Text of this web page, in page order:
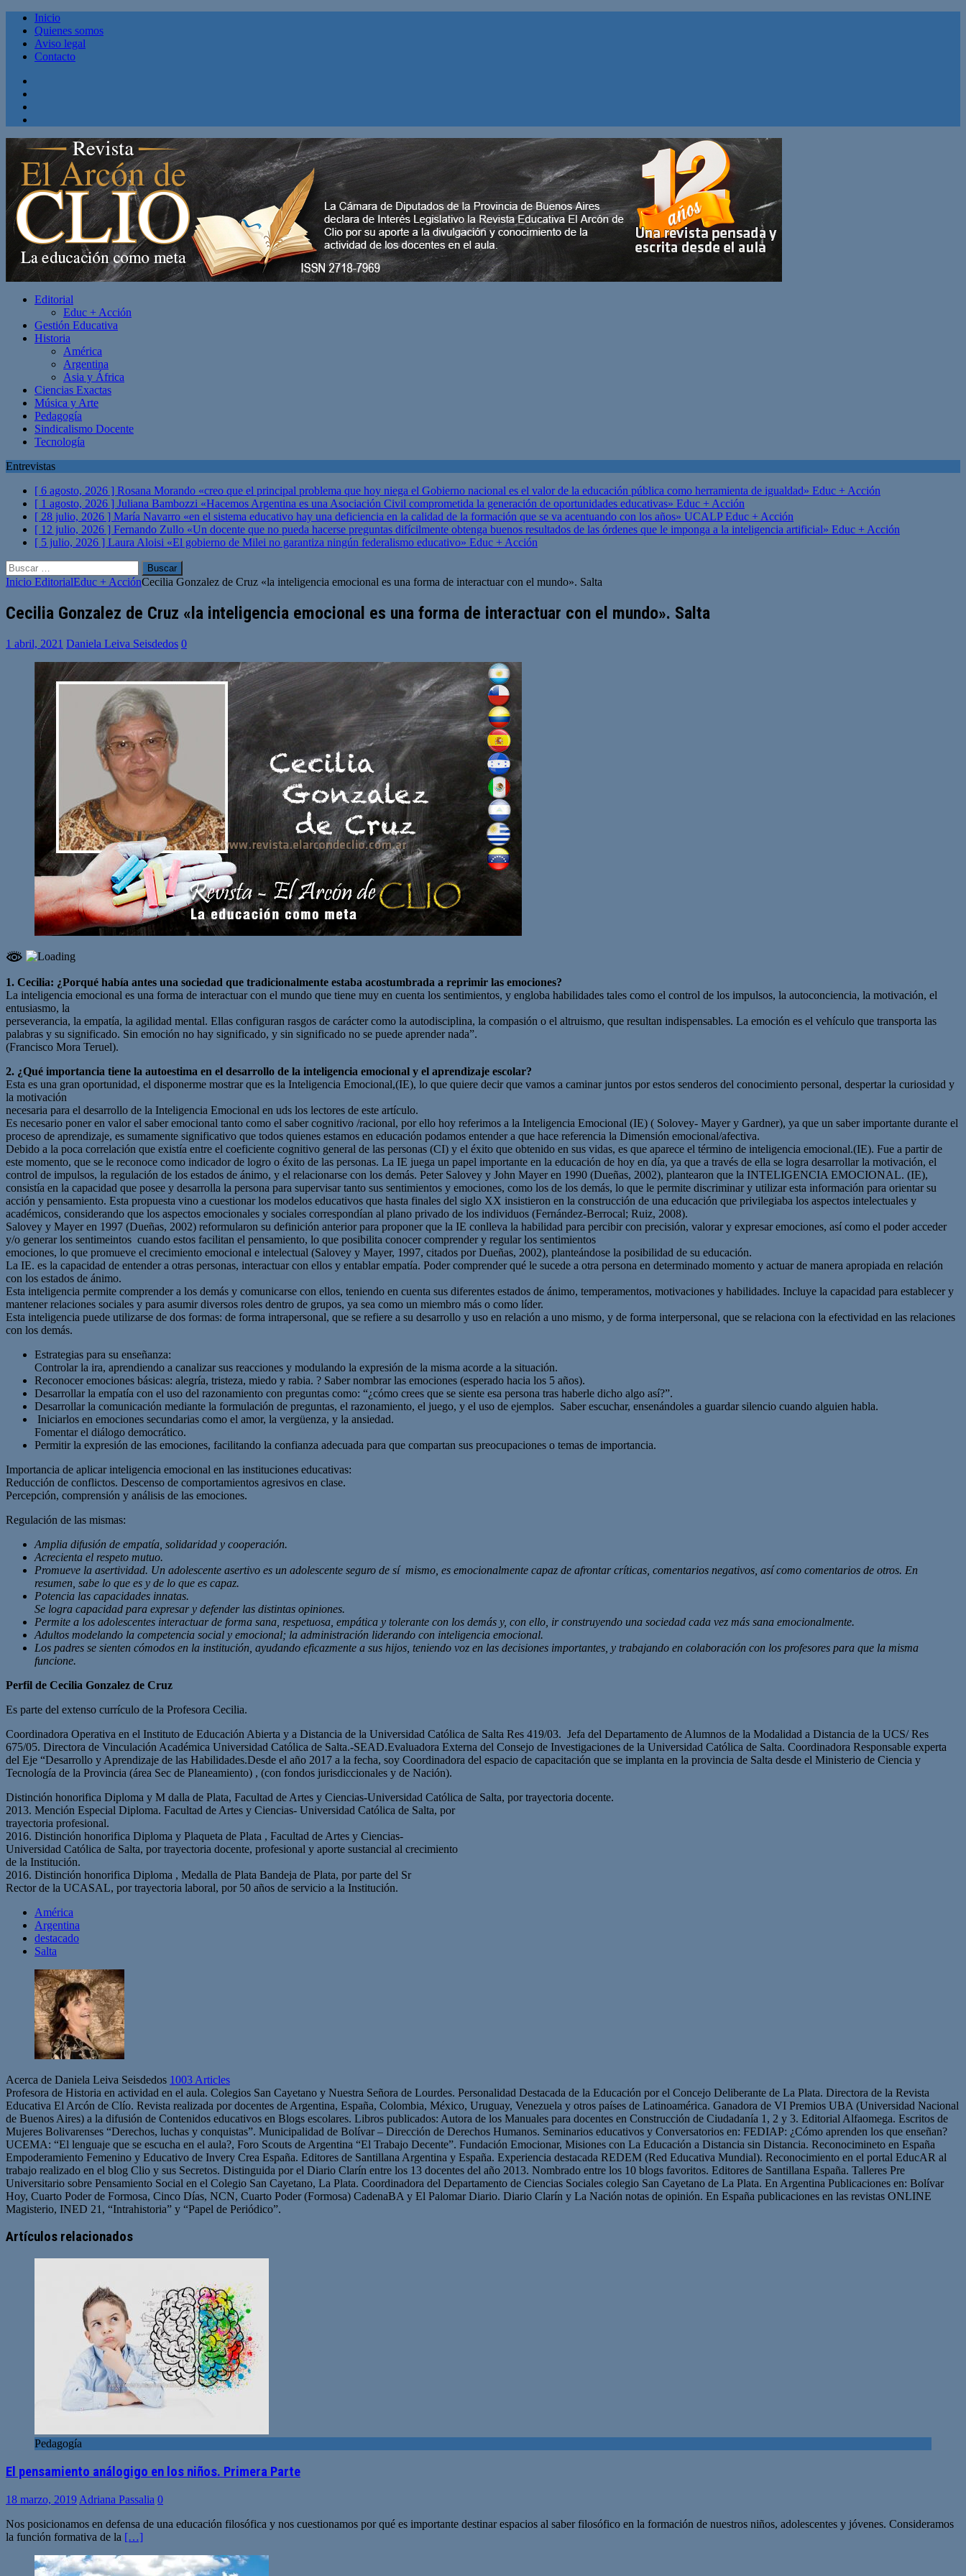
Inicio
Quienes somos
Aviso legal
Contacto
Editorial
Educ + Acción
Gestión Educativa
Historia
América
Argentina
Asia y África
Ciencias Exactas
Música y Arte
Pedagogía
Sindicalismo Docente
Tecnología
Entrevistas
[ 6 agosto, 2026 ] Rosana Morando «creo que el principal problema que hoy niega el Gobierno nacional es el valor de la educación pública como herramienta de igualdad» Educ + Acción
[ 1 agosto, 2026 ] Juliana Bambozzi «Hacemos Argentina es una Asociación Civil comprometida la generación de oportunidades educativas» Educ + Acción
[ 28 julio, 2026 ] María Navarro «en el sistema educativo hay una deficiencia en la calidad de la formación que se va acentuando con los años» UCALPEduc + Acción
[ 12 julio, 2026 ] Fernando Zullo «Un docente que no pueda hacerse preguntas difícilmente obtenga buenos resultados de las órdenes que le imponga a la inteligencia artificial» Educ + Acción
[ 5 julio, 2026 ] Laura Aloisi «El gobierno de Milei no garantiza ningún federalismo educativo» Educ + Acción
Buscar:
Inicio EditorialEduc + AcciónCecilia Gonzalez de Cruz «la inteligencia emocional es una forma de interactuar con el mundo». Salta
Cecilia Gonzalez de Cruz «la inteligencia emocional es una forma de interactuar con el mundo». Salta
1 abril, 2021 Daniela Leiva Seisdedos 0
1. Cecilia: ¿Porqué había antes una sociedad que tradicionalmente estaba acostumbrada a reprimir las emociones?
La inteligencia emocional es una forma de interactuar con el mundo que tiene muy en cuenta los sentimientos, y engloba habilidades tales como el control de los impulsos, la autoconciencia, la motivación, el
entusiasmo, la
perseverancia, la empatía, la agilidad mental. Ellas configuran rasgos de carácter como la autodisciplina, la compasión o el altruismo, que resultan indispensables. La emoción es el vehículo que transporta las
palabras y su significado. Sin emoción no hay significado, y sin significado no se puede aprender nada”.
(Francisco Mora Teruel).
2. ¿Qué importancia tiene la autoestima en el desarrollo de la inteligencia emocional y el aprendizaje escolar?
Esta es una gran oportunidad, el disponerme mostrar que es la Inteligencia Emocional,(IE), lo que quiere decir que vamos a caminar juntos por estos senderos del conocimiento personal, despertar la curiosidad y
la motivación
necesaria para el desarrollo de la Inteligencia Emocional en uds los lectores de este artículo.
Es necesario poner en valor el saber emocional tanto como el saber cognitivo /racional, por ello hoy referimos a la Inteligencia Emocional (IE) ( Solovey- Mayer y Gardner), ya que un saber importante durante el
proceso de aprendizaje, es sumamente significativo que todos quienes estamos en educación podamos entender a que hace referencia la Dimensión emocional/afectiva.
Debido a la poca correlación que existía entre el coeficiente cognitivo general de las personas (CI) y el éxito que obtenido en sus vidas, es que aparece el término de inteligencia emocional.(IE). Fue a partir de
este momento, que se le reconoce como indicador de logro o éxito de las personas. La IE juega un papel importante en la educación de hoy en día, ya que a través de ella se logra desarrollar la motivación, el
control de impulsos, la regulación de los estados de ánimo, y el relacionarse con los demás. Peter Salovey y John Mayer en 1990 (Dueñas, 2002), plantearon que la INTELIGENCIA EMOCIONAL. (IE),
consistía en la capacidad que posee y desarrolla la persona para supervisar tanto sus sentimientos y emociones, como los de los demás, lo que le permite discriminar y utilizar esta información para orientar su
acción y pensamiento. Esta propuesta vino a cuestionar los modelos educativos que hasta finales del siglo XX insistieron en la construcción de una educación que privilegiaba los aspectos intelectuales y
académicos, considerando que los aspectos emocionales y sociales correspondían al plano privado de los individuos (Fernández-Berrocal; Ruiz, 2008).
Salovey y Mayer en 1997 (Dueñas, 2002) reformularon su definición anterior para proponer que la IE conlleva la habilidad para percibir con precisión, valorar y expresar emociones, así como el poder acceder
y/o generar los sentimeintos cuando estos facilitan el pensamiento, lo que posibilita conocer comprender y regular los sentimientos
emociones, lo que promueve el crecimiento emocional e intelectual (Salovey y Mayer, 1997, citados por Dueñas, 2002), planteándose la posibilidad de su educación.
La IE. es la capacidad de entender a otras personas, interactuar con ellos y entablar empatía. Poder comprender qué le sucede a otra persona en determinado momento y actuar de manera apropiada en relación
con los estados de ánimo.
Esta inteligencia permite comprender a los demás y comunicarse con ellos, teniendo en cuenta sus diferentes estados de ánimo, temperamentos, motivaciones y habilidades. Incluye la capacidad para establecer y
mantener relaciones sociales y para asumir diversos roles dentro de grupos, ya sea como un miembro más o como líder.
Esta inteligencia puede utilizarse de dos formas: de forma intrapersonal, que se refiere a su desarrollo y uso en relación a uno mismo, y de forma interpersonal, que se relaciona con la efectividad en las relaciones
con los demás.
Estrategias para su enseñanza:
Controlar la ira, aprendiendo a canalizar sus reacciones y modulando la expresión de la misma acorde a la situación.
Reconocer emociones básicas: alegría, tristeza, miedo y rabia. ? Saber nombrar las emociones (esperado hacia los 5 años).
Desarrollar la empatía con el uso del razonamiento con preguntas como: “¿cómo crees que se siente esa persona tras haberle dicho algo así?”.
Desarrollar la comunicación mediante la formulación de preguntas, el razonamiento, el juego, y el uso de ejemplos. Saber escuchar, ensenándoles a guardar silencio cuando alguien habla.
Iniciarlos en emociones secundarias como el amor, la vergüenza, y la ansiedad.
Fomentar el diálogo democrático.
Permitir la expresión de las emociones, facilitando la confianza adecuada para que compartan sus preocupaciones o temas de importancia.
Importancia de aplicar inteligencia emocional en las instituciones educativas:
Reducción de conflictos. Descenso de comportamientos agresivos en clase.
Percepción, comprensión y análisis de las emociones.
Regulación de las mismas:
Amplia difusión de empatía, solidaridad y cooperación.
Acrecienta el respeto mutuo.
Promueve la asertividad. Un adolescente asertivo es un adolescente seguro de sí mismo, es emocionalmente capaz de afrontar críticas, comentarios negativos, asícomo comentarios de otros. En
resumen, sabe lo que es y de lo que es capaz.
Potencia las capacidades innatas.
Se logra capacidad para expresar y defender las distintas opiniones.
Permite a los adolescentes interactuar de forma sana, respetuosa, empática y tolerante con los demás y, con ello, ir construyendo una sociedad cada vez más sana emocionalmente.
Adultos modelando la competencia social y emocional; la administración liderando con inteligencia emocional.
Los padres se sienten cómodos en la institución, ayudando eficazmente a sus hijos, teniendo voz en las decisiones importantes, y trabajando en colaboración con los profesores para que la misma
funcione.
Perfil de Cecilia Gonzalez de Cruz
Es parte del extenso currículo de la Profesora Cecilia.
Coordinadora Operativa en el Instituto de Educación Abierta y a Distancia de la Universidad Católica de Salta Res 419/03. Jefa del Departamento de Alumnos de la Modalidad a Distancia de la UCS/ Res
675/05. Directora de Vinculación Académica Universidad Católica de Salta.-SEAD.Evaluadora Externa del Consejo de Investigaciones de la Universidad Católica de Salta. Coordinadora Responsable experta
del Eje “Desarrollo y Aprendizaje de las Habilidades.Desde el año 2017 a la fecha, soy Coordinadora del espacio de capacitación que se implanta en la provincia de Salta desde el Ministerio de Ciencia y
Tecnología de la Provincia (área Sec de Planeamiento) , (con fondos jurisdiccionales y de Nación).
Distinción honorifica Diploma y M dalla de Plata, Facultad de Artes y Ciencias-Universidad Católica de Salta, por trayectoria docente.
2013. Mención Especial Diploma. Facultad de Artes y Ciencias- Universidad Católica de Salta, por
trayectoria profesional.
2016. Distinción honorifica Diploma y Plaqueta de Plata , Facultad de Artes y Ciencias-
Universidad Católica de Salta, por trayectoria docente, profesional y aporte sustancial al crecimiento
de la Institución.
2016. Distinción honorifica Diploma , Medalla de Plata Bandeja de Plata, por parte del Sr
Rector de la UCASAL, por trayectoria laboral, por 50 años de servicio a la Institución.
América
Argentina
destacado
Salta
Acerca de Daniela Leiva Seisdedos 1003 Articles
Profesora de Historia en actividad en el aula. Colegios San Cayetano y Nuestra Señora de Lourdes. Personalidad Destacada de la Educación por el Concejo Deliberante de La Plata. Directora de la Revista
Educativa El Arcón de Clío. Revista realizada por docentes de Argentina, España, Colombia, México, Uruguay, Venezuela y otros países de Latinoamérica. Ganadora de VI Premios UBA (Universidad Nacional
de Buenos Aires) a la difusión de Contenidos educativos en Blogs escolares. Libros publicados: Autora de los Manuales para docentes en Construcción de Ciudadanía 1, 2 y 3. Editorial Alfaomega. Escritos de
Mujeres Bolivarenses “Derechos, luchas y conquistas”. Municipalidad de Bolívar – Dirección de Derechos Humanos. Seminarios educativos y Conversatorios en: FEDIAP: ¿Cómo aprenden los que enseñan?
UCEMA: “El lenguaje que se escucha en el aula?, Foro Scouts de Argentina “El Trabajo Decente”. Fundación Emocionar, Misiones con La Educación a Distancia sin Distancia. Reconocimineto en España
Empoderamiento Femenino y Educativo de Invery Crea España. Editores de Santillana Argentina y España. Experiencia destacada REDEM (Red Educativa Mundial). Reconocimiento en el portal EducAR al
trabajo realizado en el blog Clio y sus Secretos. Distinguida por el Diario Clarín entre los 13 docentes del año 2013. Nombrado entre los 10 blogs favoritos. Editores de Santillana España. Talleres Pre
Universitario sobre Pensamiento Social en el Colegio San Cayetano, La Plata. Coordinadora del Departamento de Ciencias Sociales colegio San Cayetano de La Plata. En Argentina Publicaciones en: Bolívar
Hoy, Cuarto Poder de Formosa, Cinco Días, NCN, Cuarto Poder (Formosa) CadenaBA y El Palomar Diario. Diario Clarín y La Nación notas de opinión. En España publicaciones en las revistas ONLINE
Magisterio, INED 21, “Intrahistoria” y “Papel de Periódico”.
web
Artículos relacionados
Pedagogía
El pensamiento análogigo en los niños. Primera Parte
18 marzo, 2019 Adriana Passalia 0
Nos posicionamos en defensa de una educación filosófica y nos cuestionamos por qué es importante destinar espacios al saber filosófico en la formación de nuestros niños, adolescentes y jóvenes. Consideramos
la función formativa de la […]